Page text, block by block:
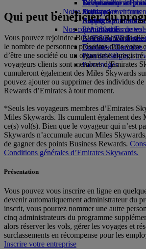
Boissons
Notre flotte
Boeing 777
L’A380 d’Emirates
L’A350 d’Emirates
Emirates Executive
Plan des sièges
Divertissements
Jouets pour enfants
Activités pour les
La durabilité en
Politique
Rapports
Nos communautés
La Fondation
Fondation Emirates
external link in a
Parrainages
Se connecter à
Skywards+
Téléphone portable
Emirates
Annuler ou modifier
Perturbations de
À propos d’Emirates
Qui peut bénéficier du
Vous pouvez rejoindre Business Rewards
le nombre de personnes présentes dans votre
d’être une société ou un organisme
voyageurs clients sont membres d’Emirates
cumuleront également des Miles Skywards
pouvez ajouter ou supprimer des individus
Rewards d’Emirates à tout moment.
*Seuls les voyageurs membres d’Emirates
Miles Skywards. Ils cumulent également des
ce(s) vol(s). Bien que le voyageur qui n’est
Skywards n’accumule aucun Miles
de gagner des points Business Rewards.
Conditions générales d’Emirates Skywards.
Présentation
Vous pouvez vous inscrire en ligne en
devenir automatiquement administrateur du
inscrit, vous pourrez nommer une autre
cinq administrateurs du programme
alors réserver les vols, gérer les voyages et
surclassements en récompense pour les
Inscrire votre entreprise